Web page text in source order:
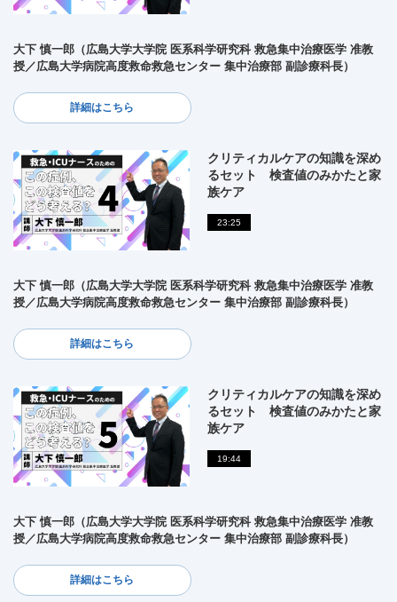
大下 慎一郎（広島大学大学院 医系科学研究科 救急集中治療医学 准教
授／広島大学病院高度救命救急センター 集中治療部 副診療科長）
詳細はこちら
クリティカルケアの知識を深め
るセット 検査値のみかたと家
族ケア
23:25
大下 慎一郎（広島大学大学院 医系科学研究科 救急集中治療医学 准教
授／広島大学病院高度救命救急センター 集中治療部 副診療科長）
詳細はこちら
クリティカルケアの知識を深め
るセット 検査値のみかたと家
族ケア
19:44
大下 慎一郎（広島大学大学院 医系科学研究科 救急集中治療医学 准教
授／広島大学病院高度救命救急センター 集中治療部 副診療科長）
詳細はこちら